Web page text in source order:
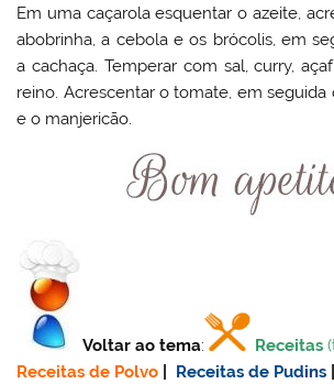
Em uma caçarola esquentar o azeite,
abobrinha, a cebola e os brócolis, em
a cachaça. Temperar com sal, curry,
reino. Acrescentar o tomate, em seguida
e o manjericão.
Voltar ao tema: Receitas
Receitas de Polvo
Receitas de Pudins